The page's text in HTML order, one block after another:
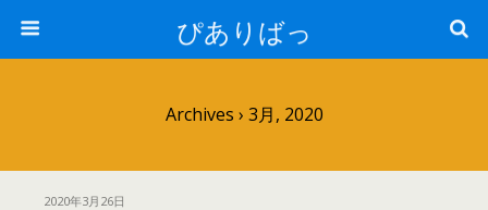
ぴありばっ
Archives › 3月, 2020
2020年3月26日